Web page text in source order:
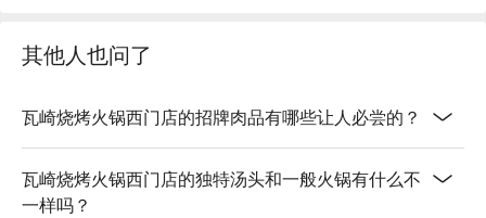
其他人也问了
瓦崎烧烤火锅西门店的招牌肉品有哪些让人必尝的？
瓦崎烧烤火锅西门店的独特汤头和一般火锅有什么不
一样吗？